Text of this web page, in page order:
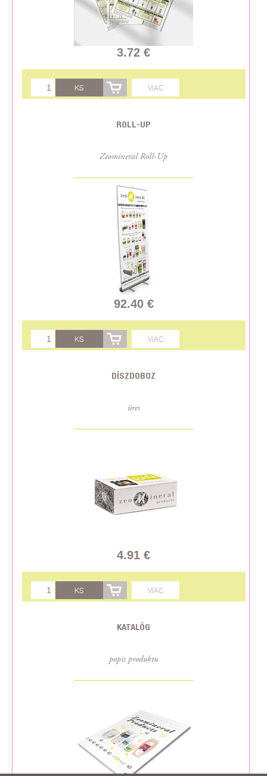
3.72 €
KS VIAC
ROLL-UP
Zeomineral Roll-Up
92.40 €
KS VIAC
DÍSZDOBOZ
üres
4.91 €
KS VIAC
KATALÓG
popis produktu